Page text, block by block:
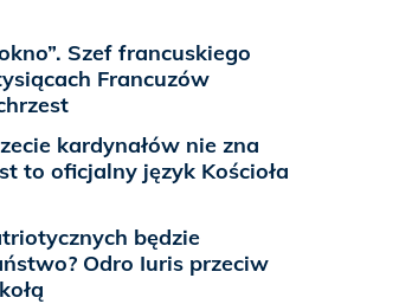
Szef francuskiego
Francuzów
kardynałów nie zna
to oficjalny język Kościoła
będzie
Odro Iuris przeciw